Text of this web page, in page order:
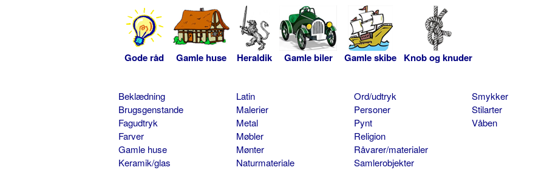
Gode råd Gamle huse Heraldik Gamle biler Gamle skibe Knob og knuder
Beklædning
Brugsgenstande
Fagudtryk
Farver
Gamle huse
Keramik/glas
Latin
Malerier
Metal
Møbler
Mønter
Naturmateriale
Ord/udtryk
Personer
Pynt
Religion
Råvarer/materialer
Samlerobjekter
Smykker
Stilarter
Våben